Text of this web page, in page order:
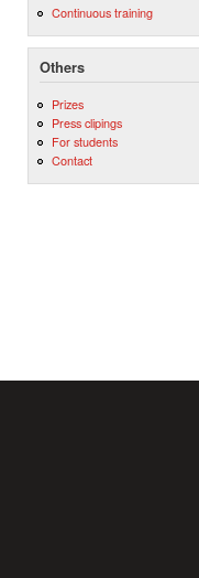
Continuous training
Others
Prizes
Press clipings
For students
Contact